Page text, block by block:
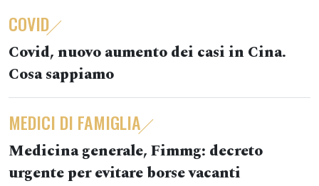
COVID
Covid, nuovo aumento dei casi in Cina.
Cosa sappiamo
MEDICI DI FAMIGLIA
Medicina generale, Fimmg: decreto
urgente per evitare borse vacanti